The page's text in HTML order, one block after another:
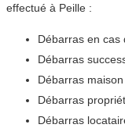
effectué à Peille :
Débarras en cas
Débarras
Débarras
Débarras
Débarras